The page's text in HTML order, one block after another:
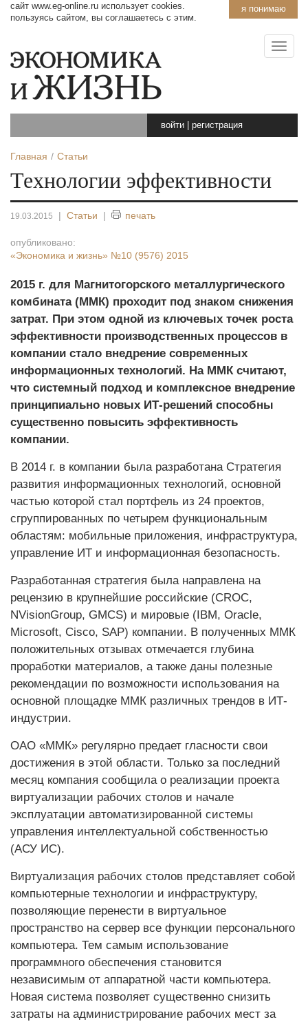
я понимаю
сайт www.eg-online.ru использует cookies.
пользуясь сайтом, вы соглашаетесь с этим.
войти регистрация
Главная Статьи
Технологии эффективности
19.03.2015 | Статьи | печать
опубликовано:
«Экономика и жизнь» №10 (9576) 2015
2015 г. для Магнитогорского металлургического
комбината (ММК) проходит под знаком снижения
затрат. При этом одной из ключевых точек роста
эффективности производственных процессов в
компании стало внедрение современных
информационных технологий. На ММК считают,
что сис­темный подход и комплексное внедрение
принципиально новых ИТ-решений способны
существенно повысить эффективность
компании.
В 2014 г. в компании была разработана Стратегия
развития информационных технологий, основной
частью которой стал портфель из 24 проектов,
сгруппированных по четырем функциональным
областям: мобильные приложения, инфраструктура,
управление ИТ и информационная безопасность.
Разработанная стратегия была направлена на
рецензию в крупнейшие российские (CROC,
NVisionGroup, ­GMCS) и мировые (IBM, Oracle,
Microsoft, Cisco, SAP) компании. В полученных ММК
положительных отзывах отмечается глубина
проработки материалов, а также даны полезные
рекомендации по возможности использования на
основной площадке ММК различных трендов в ИТ-
индустрии.
ОАО «ММК» регулярно предает гласности свои
достижения в этой области. Только за последний
месяц компания сообщила о реализации проекта
виртуализации рабочих столов и начале
эксплуатации автоматизированной системы
управления интеллектуальной собственностью
(АСУ ИС).
Виртуализация рабочих столов представляет собой
компьютерные технологии и инфраструктуру,
позволяю­щие перенести в виртуальное
пространство на сервер все функции персонального
компьютера. Тем самым использование
программного обеспечения становится
независимым от аппаратной части компьютера.
Новая система позволяет существенно снизить
затраты на администрирование рабочих мест за